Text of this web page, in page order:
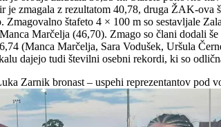
je zmagala z rezultatom 40,78, druga ŽAK-
štafeto 4 × 100 m so sestavljale
Marčelja (46,70). Zmago so člani dodali
(Manca Marčelja, Sara Vodušek, Uršula
dajejo tudi številni osebni rekordi, ki so
Zarnik bronast – uspehi reprezentantov pod